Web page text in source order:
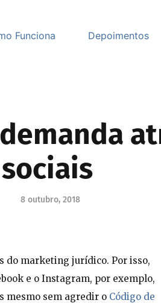
Funciona Depoimentos
sociais
8 outubro, 2018
do marketing jurídico. Por isso,
e o Instagram, por exemplo,
mesmo sem agredir o Código de